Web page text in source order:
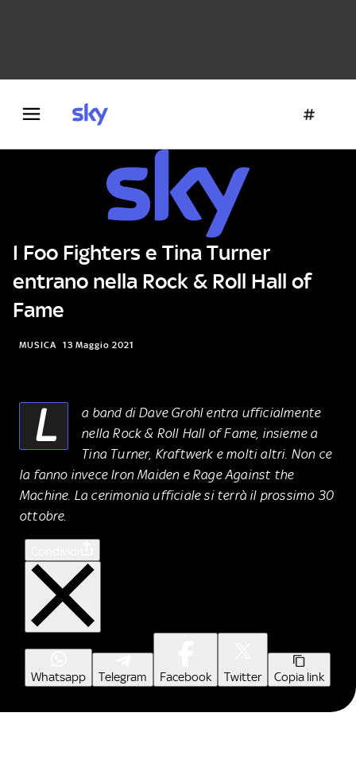
I Foo Fighters e Tina Turner
entrano nella Rock & Roll Hall of
Fame
MUSICA 13 Maggio 2021
L
a band di Dave Grohl entra ufficialmente
nella Rock & Roll Hall of Fame, insieme a
Tina Turner, Kraftwerk e molti altri. Non ce
la fanno invece Iron Maiden e Rage Against the
Machine. La cerimonia ufficiale si terrà il prossimo 30
ottobre.
Whatsapp Telegram Facebook Twitter Copia link